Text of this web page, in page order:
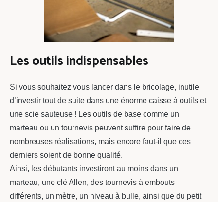
Les outils indispensables
Si vous souhaitez vous lancer dans le bricolage, inutile
d’investir tout de suite dans une énorme caisse à outils et
une scie sauteuse ! Les outils de base comme un
marteau ou un tournevis peuvent suffire pour faire de
nombreuses réalisations, mais encore faut-il que ces
derniers soient de bonne qualité.
Ainsi, les débutants investiront au moins dans un
marteau, une clé Allen, des tournevis à embouts
différents, un mètre, un niveau à bulle, ainsi que du petit